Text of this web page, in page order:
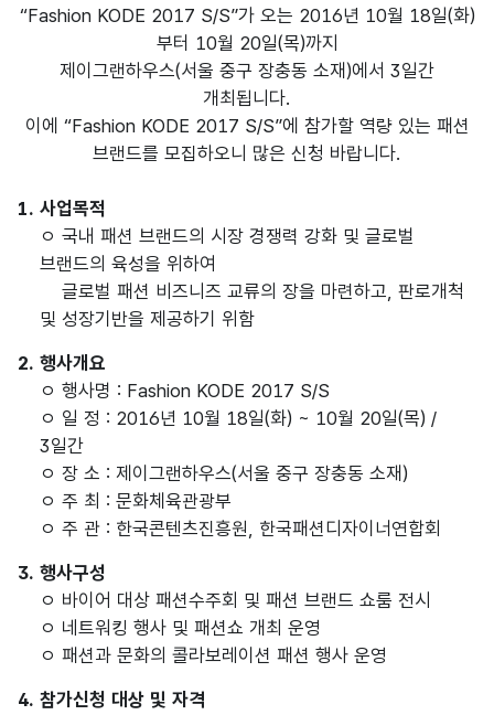
“Fashion KODE 2017 S/S”가 오는 2016년 10월 18일(화)
부터 10월 20일(목)까지
제이그랜하우스(서울 중구 장충동 소재)에서 3일간
개최됩니다.
이에 “Fashion KODE 2017 S/S”에 참가할 역량 있는 패션
브랜드를 모집하오니 많은 신청 바랍니다.
1. 사업목적
ㅇ 국내 패션 브랜드의 시장 경쟁력 강화 및 글로벌
브랜드의 육성을 위하여
글로벌 패션 비즈니즈 교류의 장을 마련하고, 판로개척
및 성장기반을 제공하기 위함
2. 행사개요
ㅇ 행사명 : Fashion KODE 2017 S/S
ㅇ 일 정 : 2016년 10월 18일(화) ~ 10월 20일(목) /
3일간
ㅇ 장 소 : 제이그랜하우스(서울 중구 장충동 소재)
ㅇ 주 최 : 문화체육관광부
ㅇ 주 관 : 한국콘텐츠진흥원, 한국패션디자이너연합회
3. 행사구성
ㅇ 바이어 대상 패션수주회 및 패션 브랜드 쇼룸 전시
ㅇ 네트워킹 행사 및 패션쇼 개최 운영
ㅇ 패션과 문화의 콜라보레이션 패션 행사 운영
4. 참가신청 대상 및 자격